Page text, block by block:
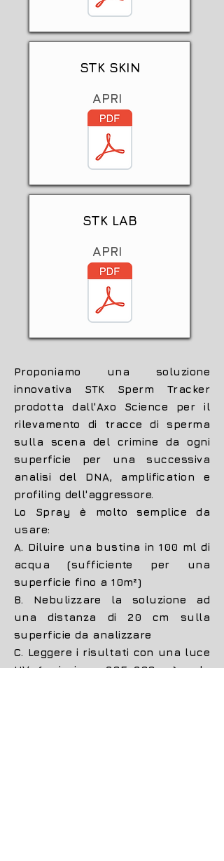
STK SKIN
APRI
STK LAB
APRI
Proponiamo una soluzione
innovativa STK Sperm Tracker
prodotta dall'Axo Science per il
rilevamento di tracce di sperma
sulla scena del crimine da ogni
superficie per una successiva
analisi del DNA, amplification e
profiling dell'aggressore.
Lo Spray è molto semplice da
usare:
A. Diluire una bustina in 100 ml di
acqua (sufficiente per una
superficie fino a 10m²)
B. Nebulizzare la soluzione ad
una distanza di 20 cm sulla
superficie da analizzare
C. Leggere i risultati con una luce
UV (emissione 365-366nm) e le